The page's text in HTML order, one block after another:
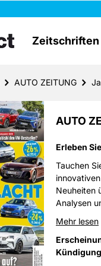
Zeitschriften
AUTO ZEITUNG
AUTO
Erleben
Tauchen
Neuheiten
Analysen
Mehr lesen